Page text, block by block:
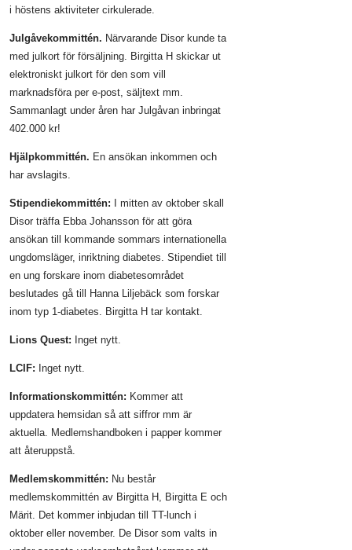
i höstens aktiviteter cirkulerade.
Julgåvekommittén. Närvarande Disor kunde ta
med julkort för försäljning. Birgitta H skickar ut
elektroniskt julkort för den som vill
marknadsföra per e-post, säljtext mm.
Sammanlagt under åren har Julgåvan inbringat
402.000 kr!
Hjälpkommittén. En ansökan inkommen och
har avslagits.
Stipendiekommittén: I mitten av oktober skall
Disor träffa Ebba Johansson för att göra
ansökan till kommande sommars internationella
ungdomsläger, inriktning diabetes. Stipendiet till
en ung forskare inom diabetesområdet
beslutades gå till Hanna Liljebäck som forskar
inom typ 1-diabetes. Birgitta H tar kontakt.
Lions Quest: Inget nytt.
LCIF: Inget nytt.
Informationskommittén: Kommer att
uppdatera hemsidan så att siffror mm är
aktuella. Medlemshandboken i papper kommer
att återuppstå.
Medlemskommittén: Nu består
medlemskommittén av Birgitta H, Birgitta E och
Märit. Det kommer inbjudan till TT-lunch i
oktober eller november. De Disor som valts in